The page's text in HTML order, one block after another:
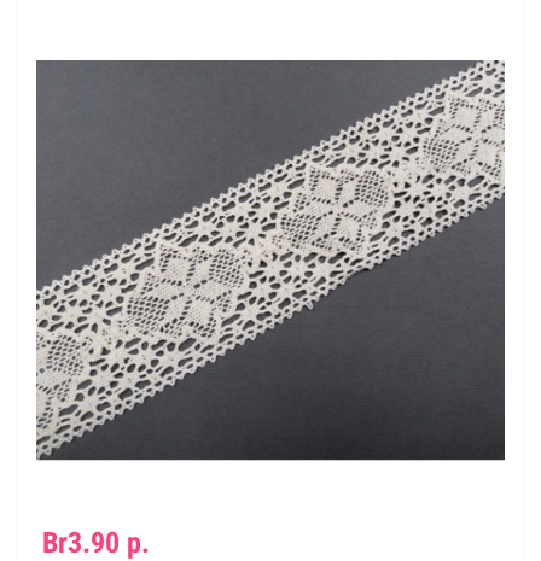
Br3.90 р.